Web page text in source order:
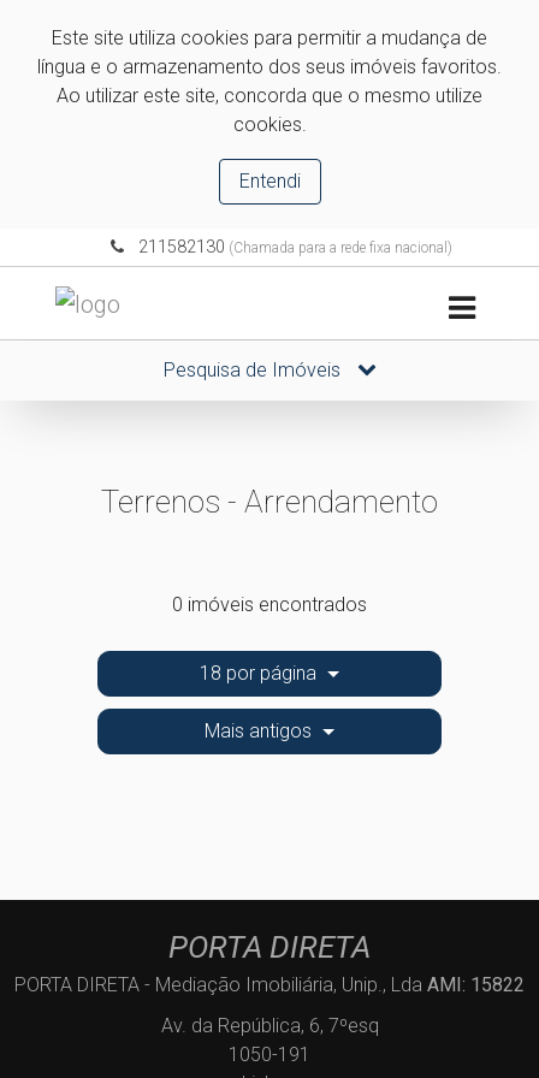
Este site utiliza cookies para permitir a mudança de
língua e o armazenamento dos seus imóveis favoritos.
Ao utilizar este site, concorda que o mesmo utilize
cookies.
Entendi
211582130 (Chamada para a rede fixa nacional)
Pesquisa de Imóveis
Terrenos - Arrendamento
0 imóveis encontrados
18 por página
Mais antigos
PORTA DIRETA
PORTA DIRETA - Mediação Imobiliária, Unip., Lda AMI: 15822
Av. da República, 6, 7ºesq
1050-191